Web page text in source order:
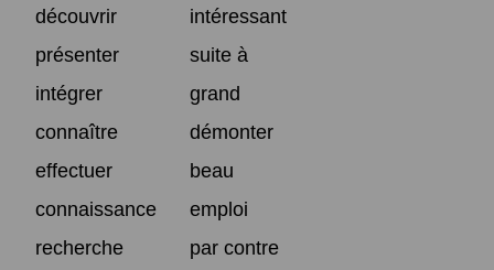
découvrir
intéressant
présenter
suite à
intégrer
grand
connaître
démonter
effectuer
beau
connaissance
emploi
recherche
par contre